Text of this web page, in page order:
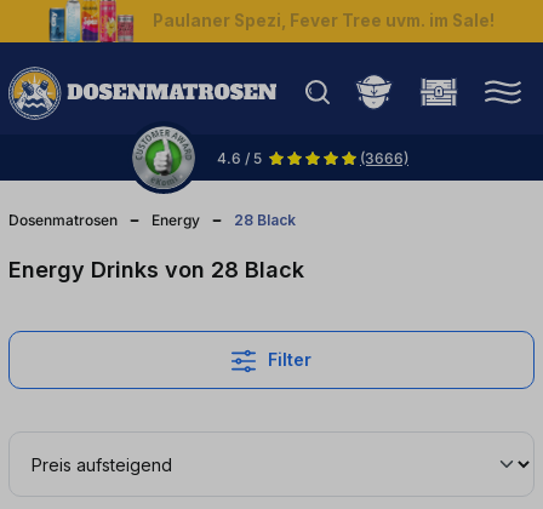
springen Paulaner Spezi, Fever Tree uvm. im Sale!
4.6 / 5 (3666)
Dosenmatrosen Energy 28 Black
Energy Drinks von 28 Black
Filter